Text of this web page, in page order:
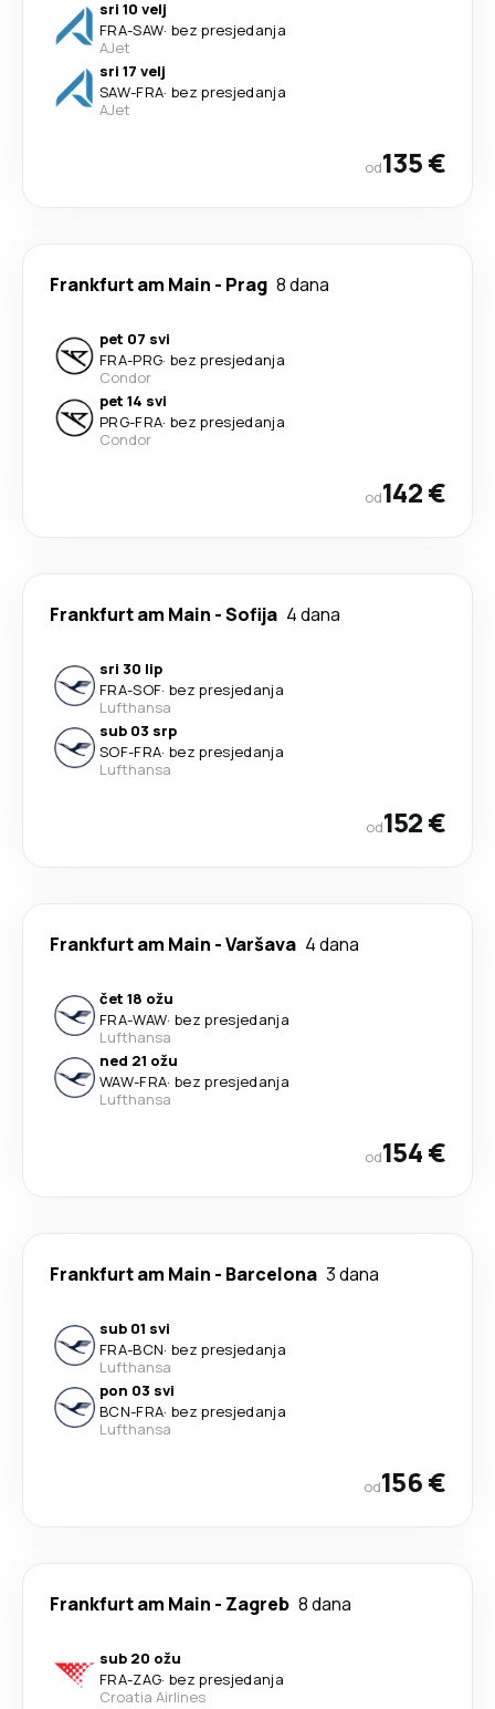
sri 10 velj
FRA-SAW· bez presjedanja
AJet
sri 17 velj
SAW-FRA· bez presjedanja
AJet
od135 €
Frankfurt am Main - Prag 8 dana
pet 07 svi
FRA-PRG· bez presjedanja
Condor
pet 14 svi
PRG-FRA· bez presjedanja
Condor
od142 €
Frankfurt am Main -Sofija 4 dana
sri 30 lip
FRA-SOF· bez presjedanja
Lufthansa
sub 03 srp
SOF-FRA· bez presjedanja
Lufthansa
od152 €
Frankfurt am Main -Varšava 4 dana
čet 18 ožu
FRA-WAW· bez presjedanja
Lufthansa
ned 21 ožu
WAW-FRA· bez presjedanja
Lufthansa
od154 €
Frankfurt am Main - Barcelona 3 dana
sub 01 svi
FRA-BCN· bez presjedanja
Lufthansa
pon 03 svi
BCN-FRA· bez presjedanja
Lufthansa
od156 €
Frankfurt am Main - Zagreb 8 dana
sub 20 ožu
FRA-ZAG· bez presjedanja
Croatia Airlines